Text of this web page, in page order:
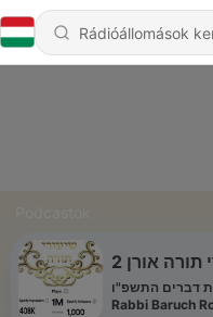
דברים התשפ"ו -
Rabbi Baruch